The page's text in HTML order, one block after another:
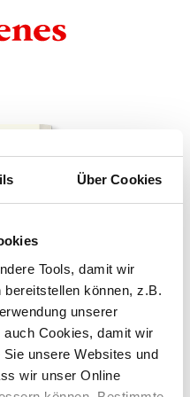
Über Cookies
Tools, damit wir
können, z.B.
unserer
Cookies, damit wir
unsere Websites und
wir unser Online